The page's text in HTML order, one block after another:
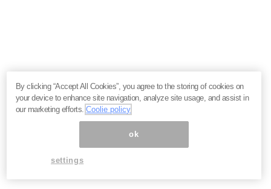
By clicking “Accept All Cookies”, you agree to the storing of cookies on
your device to enhance site navigation, analyze site usage, and assist in
our marketing efforts.Coolie policy
ok
settings